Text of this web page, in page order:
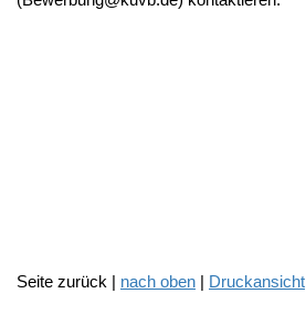
Seite zurück | nach oben | Druckansicht